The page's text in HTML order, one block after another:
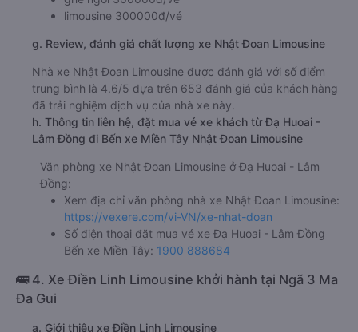
c. Lộ trình, giờ khởi hành và giờ kết thúc của xe khách
Nhật Đoan Limousine
Giờ xuất phát ở Đạ Huoai - Lâm Đồng: 01:00, 03:00,
11:00, 13:00, 15:00, 19:00
Giờ đến nơi ở Bến xe Miền Tây: 6:48, 8:48, 16:48,
18:48, 20:48, 00:48
Thời gian chạy từ Đạ Huoai - Lâm Đồng đi Bến xe
Miền Tây của nhà xe
Nhật Đoan Limousinekhoảng:
5.8 giờ
d. Các điểm đón khách của nhà xe Nhật Đoan Limousine
e. Các điểm trả khách của nhà xe Nhật Đoan Limousine
Sân bay Tân Sơn Nhất